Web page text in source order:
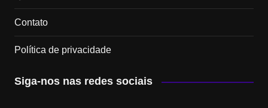
Contato
Política de privacidade
Siga-nos nas redes sociais